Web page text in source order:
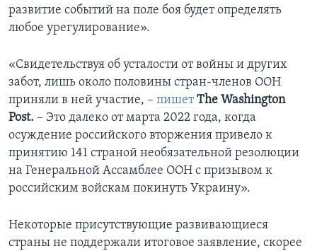
развитие событий на поле боя будет определять
любое урегулирование».
«Свидетельствуя об усталости от войны и других
забот, лишь около половины стран-членов ООН
приняли в ней участие, – пишет The Washington
Post. – Это далеко от марта 2022 года, когда
осуждение российского вторжения привело к
принятию 141 страной необязательной резолюции
на Генеральной Ассамблее ООН с призывом к
российским войскам покинуть Украину».
Некоторые присутствующие развивающиеся
страны не поддержали итоговое заявление, скорее